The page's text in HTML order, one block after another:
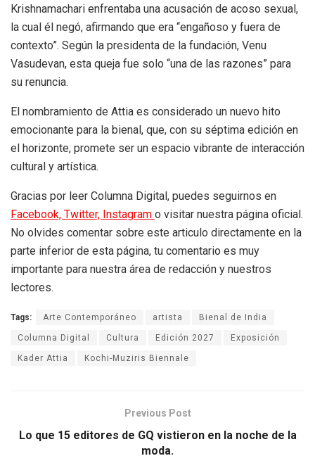
Krishnamachari enfrentaba una acusación de acoso sexual,
la cual él negó, afirmando que era “engañoso y fuera de
contexto”. Según la presidenta de la fundación, Venu
Vasudevan, esta queja fue solo “una de las razones” para
su renuncia.
El nombramiento de Attia es considerado un nuevo hito
emocionante para la bienal, que, con su séptima edición en
el horizonte, promete ser un espacio vibrante de interacción
cultural y artística.
Gracias por leer Columna Digital, puedes seguirnos en
Facebook, Twitter, Instagram o visitar nuestra página oficial.
No olvides comentar sobre este articulo directamente en la
parte inferior de esta página, tu comentario es muy
importante para nuestra área de redacción y nuestros
lectores.
Tags: Arte Contemporáneo artista Bienal de India
Columna Digital Cultura Edición 2027 Exposición
Kader Attia Kochi-Muziris Biennale
Previous Post
Lo que 15 editores de GQ vistieron en la noche de la
moda.